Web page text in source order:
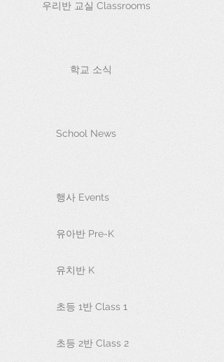
우리반 교실 Classrooms
학교 소식
School News
행사 Events
유아반 Pre-K
유치반 K
초등 1반 Class 1
초등 2반 Class 2